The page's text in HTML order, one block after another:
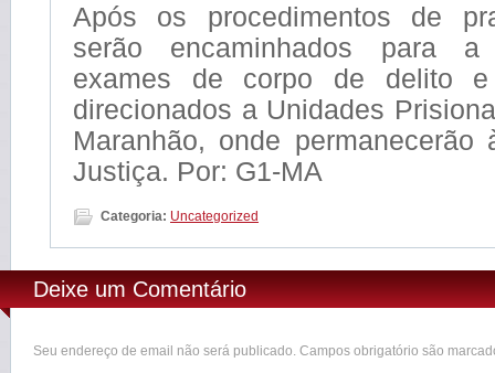
Após os procedimentos de
serão encaminhados para
exames de corpo de delito e
direcionados a Unidades
Maranhão, onde permanecerão
Justiça. Por: G1-MA
Categoria: Uncategorized
Deixe um Comentário
Seu endereço de email não será publicado. Campos obrigatório são